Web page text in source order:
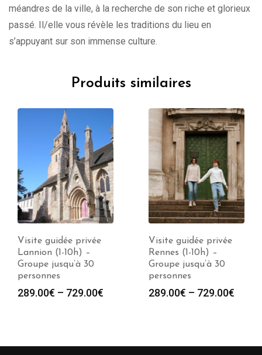
méandres de la ville, à la recherche de son riche et glorieux
passé. Il/elle vous révèle les traditions du lieu en
s’appuyant sur son immense culture.
Produits similaires
Visite guidée privée
Lannion (1-10h) –
Groupe jusqu’à 30
personnes
289.00€ – 729.00€
Visite guidée privée
Rennes (1-10h) –
Groupe jusqu’à 30
personnes
289.00€ – 729.00€